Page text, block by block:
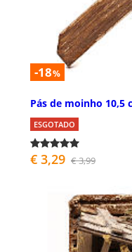
-18%
Pás de moinho 10,5
ESGOTADO
€ 3,29 € 3,99